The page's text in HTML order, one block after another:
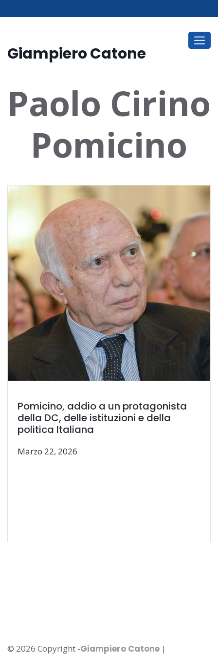
Giampiero Catone
Paolo Cirino
Pomicino
Pomicino, addio a un protagonista
della DC, delle istituzioni e della
politica Italiana
Marzo 22, 2026
© 2026 Copyright -Giampiero Catone |